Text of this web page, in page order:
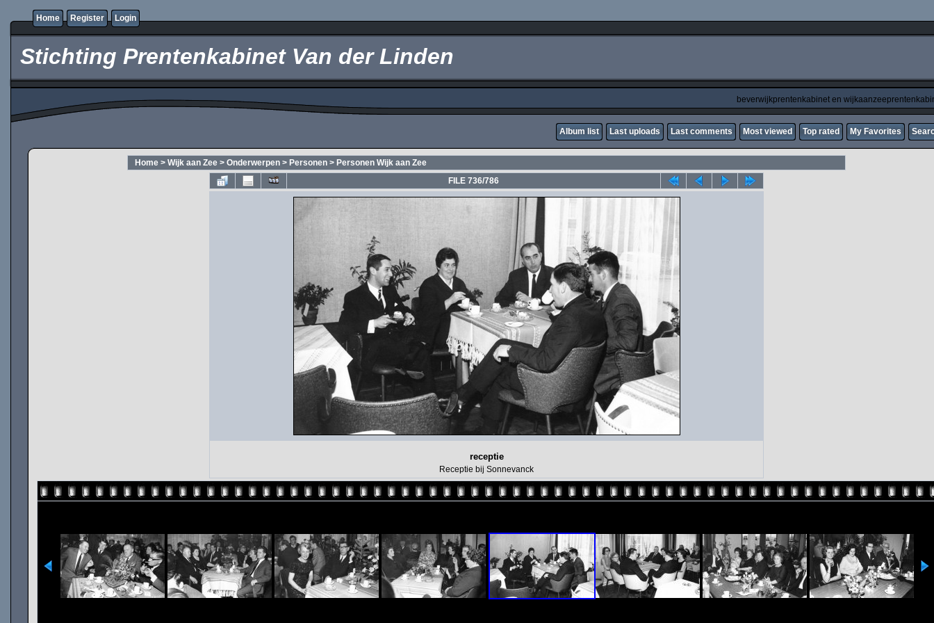
Home Register Login
Stichting Prentenkabinet Van der Linden
beverwijkprentenkabinet en
Album list Last uploads Last comments Most viewed Top rated My Favorites
Home > Wijk aan Zee > Onderwerpen > Personen > Personen Wijk aan Zee
FILE 736/786
receptie
Receptie bij Sonnevanck